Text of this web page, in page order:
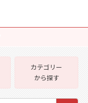
カテゴリー
から探す